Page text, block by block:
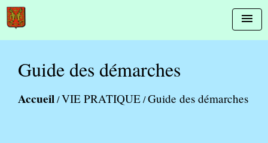
menu
Guide des démarches
Accueil/VIE PRATIQUE/Guide des démarches